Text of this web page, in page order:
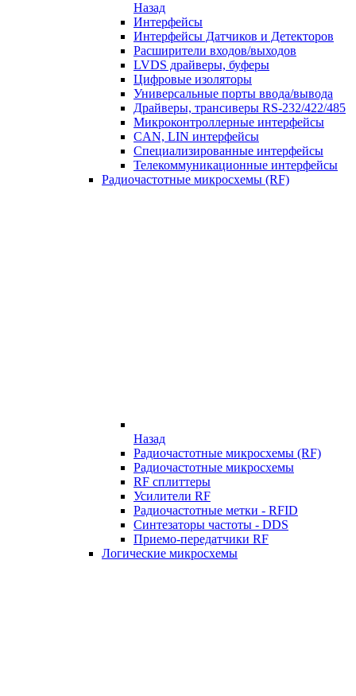
Назад
Интерфейсы
Интерфейсы Датчиков и Детекторов
Расширители входов/выходов
LVDS драйверы, буферы
Цифровые изоляторы
Универсальные порты ввода/вывода
Драйверы, трансиверы RS-232/422/485
Микроконтроллерные интерфейсы
CAN, LIN интерфейсы
Специализированные интерфейсы
Телекоммуникационные интерфейсы
Радиочастотные микросхемы (RF)
Назад
Радиочастотные микросхемы (RF)
Радиочастотные микросхемы
RF сплиттеры
Усилители RF
Радиочастотные метки - RFID
Синтезаторы частоты - DDS
Приемо-передатчики RF
Логические микросхемы